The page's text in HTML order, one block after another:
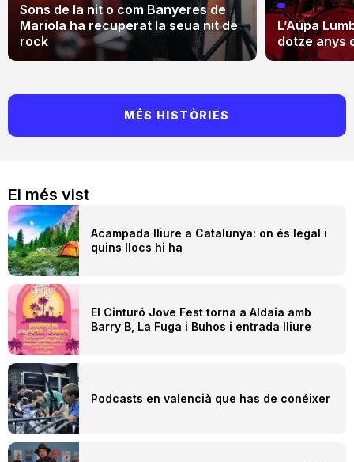
El més vist
Acampada lliure a Catalunya: on és legal i
quins llocs hi ha
El Cinturó Jove Fest torna a Aldaia amb
Barry B, La Fuga i Buhos i entrada lliure
Podcasts en valencià que has de conéixer
Sons de la nit o com Banyeres de
Mariola ha recuperat la seua nit de
rock
L’Aúpa
dotze anys
MÉS HISTÒRIES